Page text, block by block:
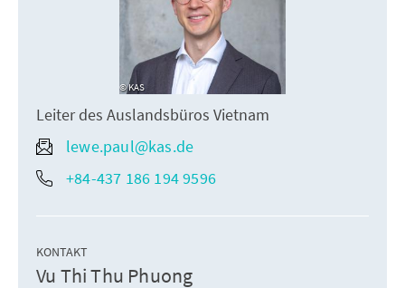
KAS
Leiter des Auslandsbüros Vietnam
lewe.paul@kas.de
+84-437 186 194 9596
KONTAKT
Vu Thi Thu Phuong